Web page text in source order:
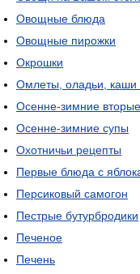
Овощные блюда
Овощные пирожки
Окрошки
Омлеты, оладьи, каши
Осенне-зимние
Осенне-зимние супы
Охотничьи рецепты
Первые блюда с
Персиковый самогон
Пестрые бутурбродики
Печеное
Печень